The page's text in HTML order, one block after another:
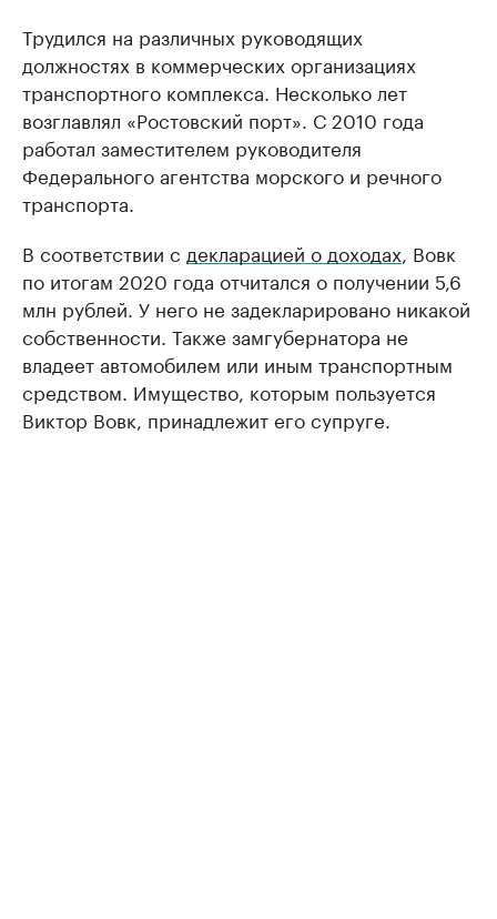
Трудился на различных руководящих
должностях в коммерческих организациях
транспортного комплекса. Несколько лет
возглавлял «Ростовский порт». С 2010 года
работал заместителем руководителя
Федерального агентства морского и речного
транспорта.
В соответствии с декларацией о доходах , Вовк
по итогам 2020 года отчитался о получении 5,6
млн рублей. У него не задекларировано никакой
собственности. Также замгубернатора не
владеет автомобилем или иным транспортным
средством. Имущество, которым пользуется
Виктор Вовк, принадлежит его супруге.